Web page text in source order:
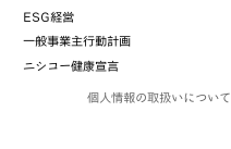
ESG経営
一般事業主行動計画
ニシコー健康宣言
個人情報の取扱いについて